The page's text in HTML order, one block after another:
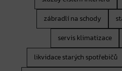
zábradlí na schody
servis klimatizace
likvidace starých spotřebičů